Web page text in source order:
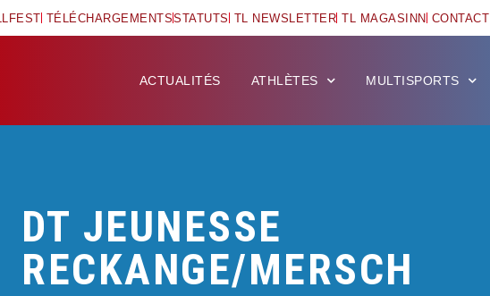
TÉLÉCHARGEMENTSSTATUTS TL NEWSLETTER TL MAGASINN CONTACT
ACTUALITÉS ATHLÈTES MULTISPORTS
DT JEUNESSE
RECKANGE/MERSCH